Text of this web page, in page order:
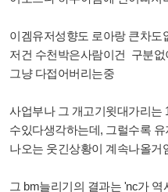
이겜유저성향도 로아랑 큰차도
저건 수천박은사람이건 구분
그냥 다접어버리는중
사업부나 그 개고기윗대가리는
수있다생각하는데, 그럴수록
나오는 웃긴상황이 계속나올거
그 bm늘리기의 결과는 'nc가 역